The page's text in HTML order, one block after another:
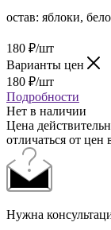
остав: яблоки,
180 ₽/шт
Варианты цен
180 ₽/шт
Подробности
Нет в наличии
Цена
отличаться от
Нужна